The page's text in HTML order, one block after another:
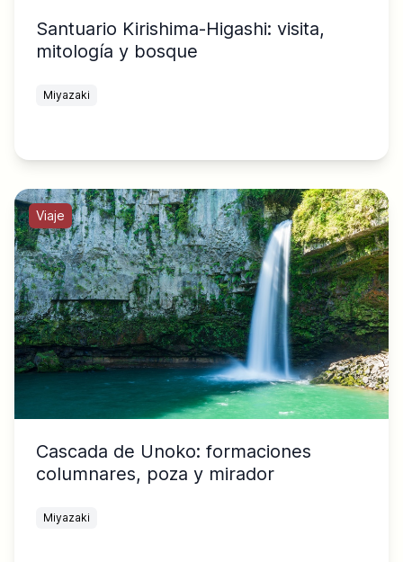
Santuario Kirishima-Higashi: visita,
mitología y bosque
Miyazaki
Viaje
Cascada de Unoko: formaciones
columnares, poza y mirador
Miyazaki